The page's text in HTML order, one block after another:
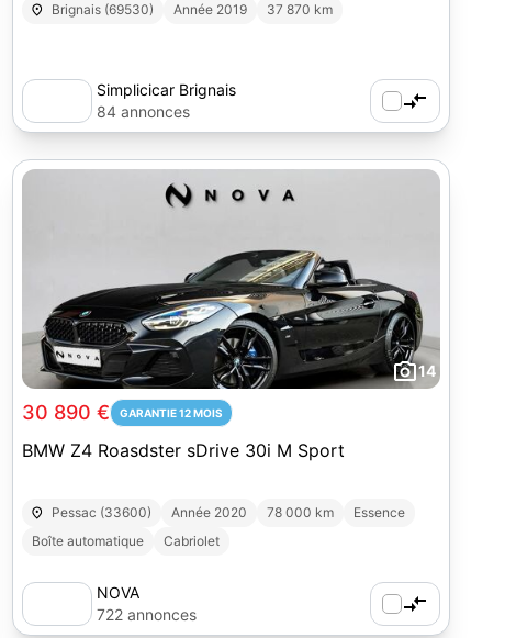
Brignais (69530) Année 2019 37 870 km
Simplicicar Brignais
84 annonces
14
30 890 € GARANTIE 12 MOIS
BMW Z4 Roasdster sDrive 30i M Sport
Pessac (33600) Année 2020 78 000 km
Essence
Boîte automatique
Cabriolet
NOVA
722 annonces